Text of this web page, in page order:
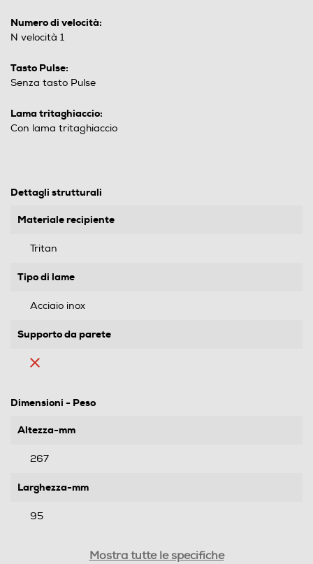
Numero di velocità:
N velocità 1
Tasto Pulse:
Senza tasto Pulse
Lama tritaghiaccio:
Con lama tritaghiaccio
Dettagli strutturali
Materiale recipiente
Tritan
Tipo di lame
Acciaio inox
Supporto da parete
Dimensioni - Peso
Altezza-mm
267
Larghezza-mm
95
Mostra tutte le specifiche